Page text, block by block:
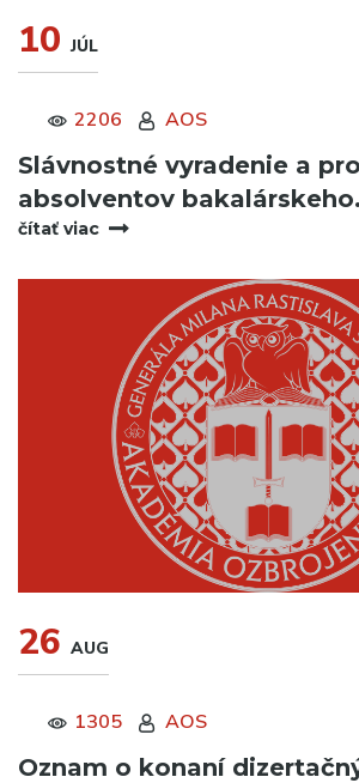
10 JÚL
2206 AOS
Slávnostné vyradenie a
absolventov
čítať viac
26 AUG
1305 AOS
Oznam o konaní